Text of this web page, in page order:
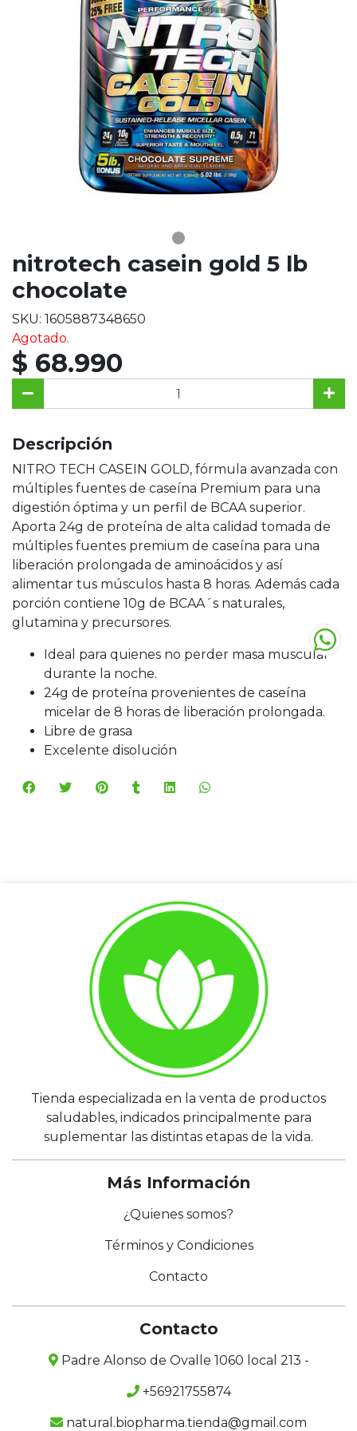
nitrotech casein gold 5 lb
chocolate
SKU: 1605887348650
Agotado.
$ 68.990
Descripción
NITRO TECH CASEIN GOLD, fórmula avanzada con
múltiples fuentes de caseína Premium para una
digestión óptima y un perfil de BCAA superior.
Aporta 24g de proteína de alta calidad tomada de
múltiples fuentes premium de caseína para una
liberación prolongada de aminoácidos y así
alimentar tus músculos hasta 8 horas. Además cada
porción contiene 10g de BCAA´s naturales,
glutamina y precursores.
Ideal para quienes no perder masa muscular
durante la noche.
24g de proteína provenientes de caseína
micelar de 8 horas de liberación prolongada.
Libre de grasa
Excelente disolución
Tienda especializada en la venta de productos
saludables, indicados principalmente para
suplementar las distintas etapas de la vida.
Más Información
¿Quienes somos?
Términos y Condiciones
Contacto
Contacto
Padre Alonso de Ovalle 1060 local 213 -
+56921755874
natural.biopharma.tienda@gmail.com